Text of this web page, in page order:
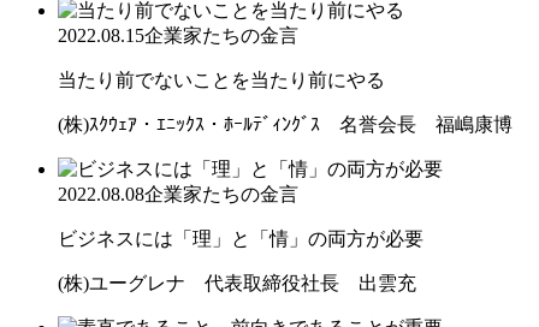
2022.08.15企業家たちの金言
当たり前でないことを当たり前にやる
(株)ｽｸｳｪｱ・ｴﾆｯｸｽ・ﾎｰﾙﾃﾞｨﾝｸﾞｽ 名誉会長 福嶋康博
2022.08.08企業家たちの金言
ビジネスには「理」と「情」の両方が必要
(株)ユーグレナ 代表取締役社長 出雲充